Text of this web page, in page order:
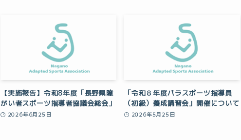
【実施報告】令和8年度「長野県障
がい者スポーツ指導者協議会総会」
2026年6月25日
「令和８年度パラスポーツ指導員
（初級）養成講習会」開催について
2026年5月25日